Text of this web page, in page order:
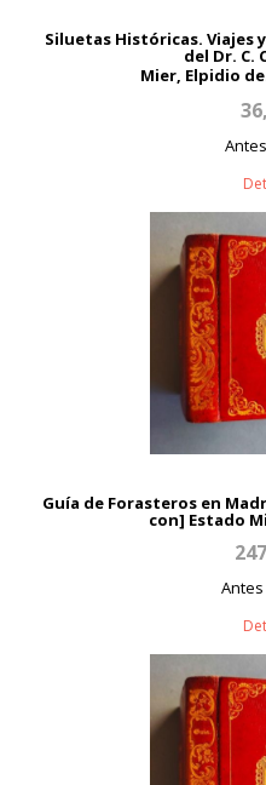
Siluetas Históricas. Viajes
del Dr. C.
Mier, Elpidio
Guía de Forasteros en
con] Estado
Antes